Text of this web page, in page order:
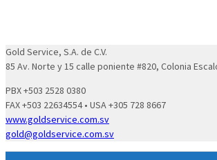
Gold Service, S.A. de C.V.
85 Av. Norte y 15 calle poniente #820, Colonia
PBX +503 2528 0380
FAX +503 22634554 • USA +305 728 8667
www.goldservice.com.sv
gold@goldservice.com.sv